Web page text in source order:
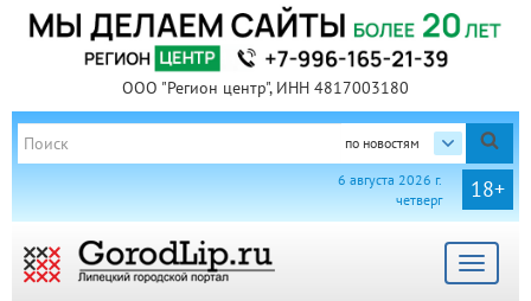
ООО "Регион центр", ИНН 4817003180
по новостям
18+
6 августа 2026 г.
четверг
Toggle